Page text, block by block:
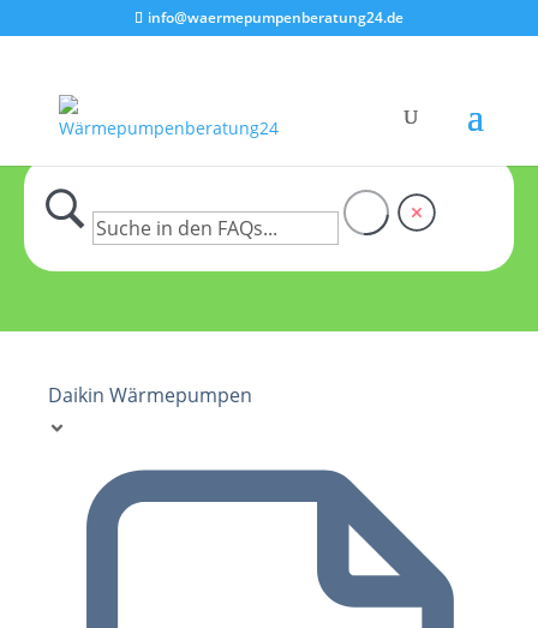
info@waermepumpenberatung24.de
Daikin Wärmepumpen